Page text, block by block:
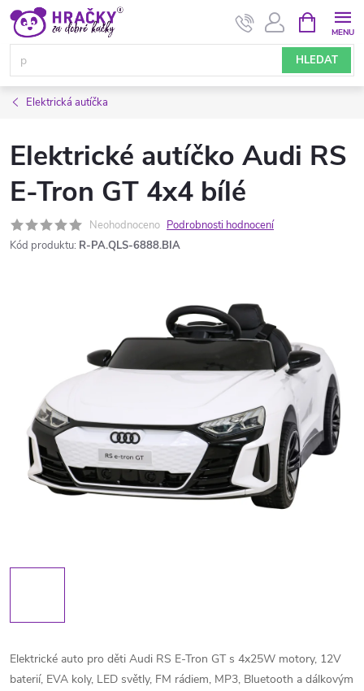
Přejít
obsah
HLEDAT
NÁKUPNÍ
KOŠÍK
Elektrická autíčka
Elektrické autíčko Audi RS
E-Tron GT 4x4 bílé
Neohodnoceno Podrobnosti hodnocení
Kód produktu: R-PA.QLS-6888.BIA
Elektrické auto pro děti Audi RS E-Tron GT s 4x25W motory, 12V
baterií, EVA koly, LED světly, FM rádiem, MP3, Bluetooth a dálkovým